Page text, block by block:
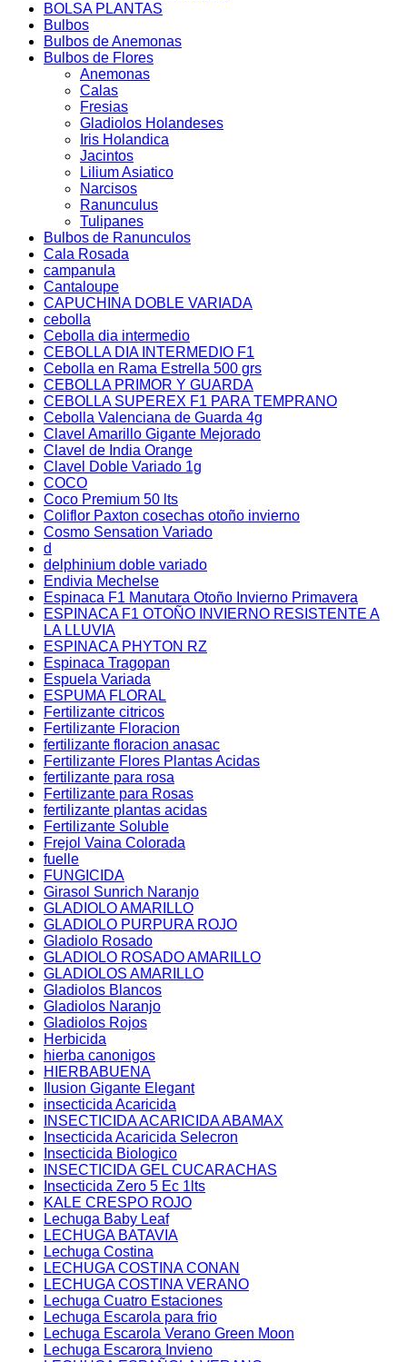
BOLSA PLANTAS
Bulbos
Bulbos de Anemonas
Bulbos de Flores
Anemonas
Calas
Fresias
Gladiolos Holandeses
Iris Holandica
Jacintos
Lilium Asiatico
Narcisos
Ranunculus
Tulipanes
Bulbos de Ranunculos
Cala Rosada
campanula
Cantaloupe
CAPUCHINA DOBLE VARIADA
cebolla
Cebolla dia intermedio
CEBOLLA DIA INTERMEDIO F1
Cebolla en Rama Estrella 500 grs
CEBOLLA PRIMOR Y GUARDA
CEBOLLA SUPEREX F1 PARA TEMPRANO
Cebolla Valenciana de Guarda 4g
Clavel Amarillo Gigante Mejorado
Clavel de India Orange
Clavel Doble Variado 1g
COCO
Coco Premium 50 lts
Coliflor Paxton cosechas otoño invierno
Cosmo Sensation Variado
d
delphinium doble variado
Endivia Mechelse
Espinaca F1 Manutara Otoño Invierno Primavera
ESPINACA F1 OTOÑO INVIERNO RESISTENTE A
LA LLUVIA
ESPINACA PHYTON RZ
Espinaca Tragopan
Espuela Variada
ESPUMA FLORAL
Fertilizante citricos
Fertilizante Floracion
fertilizante floracion anasac
Fertilizante Flores Plantas Acidas
fertilizante para rosa
Fertilizante para Rosas
fertilizante plantas acidas
Fertilizante Soluble
Frejol Vaina Colorada
fuelle
FUNGICIDA
Girasol Sunrich Naranjo
GLADIOLO AMARILLO
GLADIOLO PURPURA ROJO
Gladiolo Rosado
GLADIOLO ROSADO AMARILLO
GLADIOLOS AMARILLO
Gladiolos Blancos
Gladiolos Naranjo
Gladiolos Rojos
Herbicida
hierba canonigos
HIERBABUENA
Ilusion Gigante Elegant
insecticida Acaricida
INSECTICIDA ACARICIDA ABAMAX
Insecticida Acaricida Selecron
Insecticida Biologico
INSECTICIDA GEL CUCARACHAS
Insecticida Zero 5 Ec 1lts
KALE CRESPO ROJO
Lechuga Baby Leaf
LECHUGA BATAVIA
Lechuga Costina
LECHUGA COSTINA CONAN
LECHUGA COSTINA VERANO
Lechuga Cuatro Estaciones
Lechuga Escarola para frio
Lechuga Escarola Verano Green Moon
Lechuga Escarora Invieno